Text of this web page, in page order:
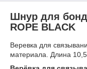
Шнур для
ROPE BLACK
Веревка для
материала. Длина 10,5